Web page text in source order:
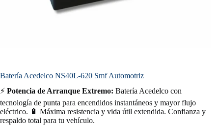
Batería Acedelco NS40L-620 Smf Automotriz
⚡ Potencia de Arranque Extremo: Batería Acedelco con
tecnología de punta para encendidos instantáneos y mayor flujo
eléctrico. 🔋 Máxima resistencia y vida útil extendida. Confianza y
respaldo total para tu vehículo.